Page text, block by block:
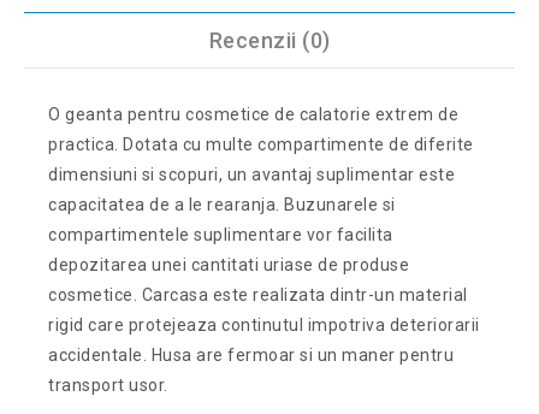
Recenzii (0)
O geanta pentru cosmetice de calatorie extrem de
practica. Dotata cu multe compartimente de diferite
dimensiuni si scopuri, un avantaj suplimentar este
capacitatea de a le rearanja. Buzunarele si
compartimentele suplimentare vor facilita
depozitarea unei cantitati uriase de produse
cosmetice. Carcasa este realizata dintr-un material
rigid care protejeaza continutul impotriva deteriorarii
accidentale. Husa are fermoar si un maner pentru
transport usor.